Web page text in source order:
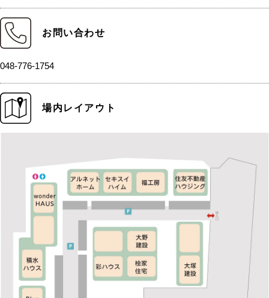
お問い合わせ
048-776-1754
場内レイアウト